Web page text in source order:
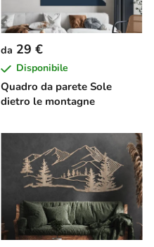
Quadro da parete Sole
dietro le montagne
da 29 €
Disponibile